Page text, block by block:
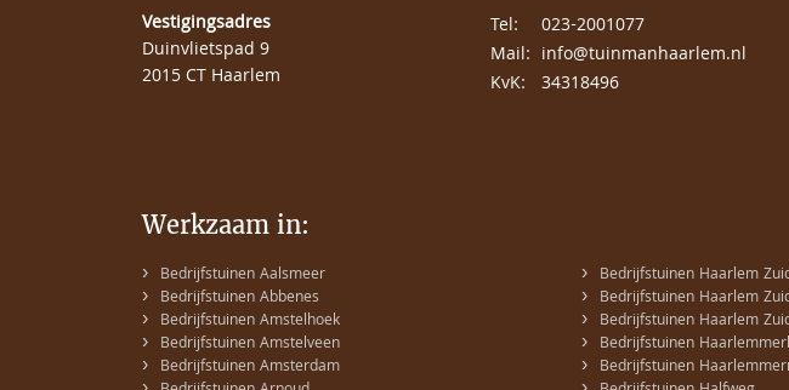
Vestigingsadres
Duinvlietspad 9
2015 CT Haarlem
Tel:
023-2001077
Mail: info@tuinmanhaarlem.nl
KvK: 34318496
Werkzaam in:
› Bedrijfstuinen Aalsmeer
› Bedrijfstuinen Abbenes
› Bedrijfstuinen Amstelhoek
› Bedrijfstuinen Amstelveen
› Bedrijfstuinen Amsterdam
› Bedrijfstuinen Haarlem
› Bedrijfstuinen Haarlem
› Bedrijfstuinen Haarlem
› Bedrijfstuinen
› Bedrijfstuinen